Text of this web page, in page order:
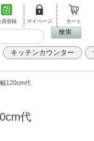
員登録 マイページ カート
キッチンカウンター
120cm代
代